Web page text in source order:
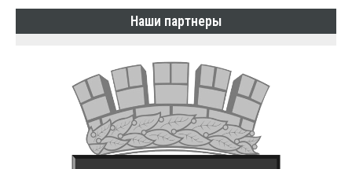
Наши партнеры